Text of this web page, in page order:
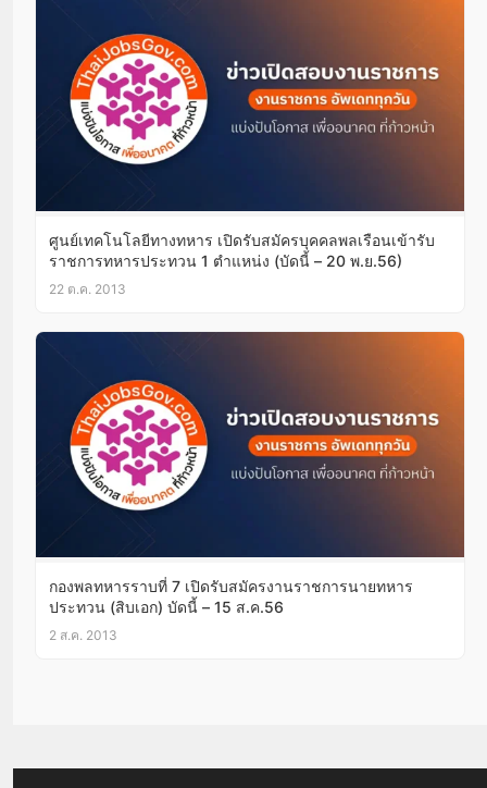
ศูนย์เทคโนโลยีทางทหาร เปิดรับสมัครบุคคลพลเรือนเข้ารับ
ราชการทหารประทวน 1 ตำแหน่ง (บัดนี้ – 20 พ.ย.56)
22 ต.ค. 2013
กองพลทหารราบที่ 7 เปิดรับสมัครงานราชการนายทหาร
ประทวน (สิบเอก) บัดนี้ – 15 ส.ค.56
2 ส.ค. 2013